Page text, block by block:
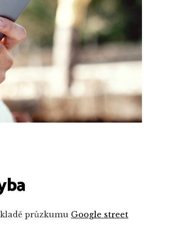
průzkumu Google street